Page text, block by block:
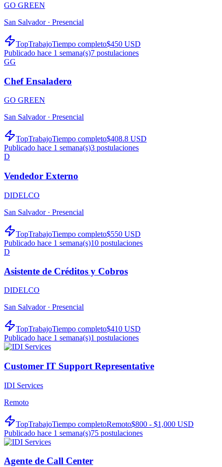
GO GREEN
San Salvador · Presencial
TopTrabajoTiempo completo$450 USD
Publicado hace 1 semana(s)7 postulaciones
GG
Chef Ensaladero
GO GREEN
San Salvador · Presencial
TopTrabajoTiempo completo$408.8 USD
Publicado hace 1 semana(s)3 postulaciones
D
Vendedor Externo
DIDELCO
San Salvador · Presencial
TopTrabajoTiempo completo$550 USD
Publicado hace 1 semana(s)10 postulaciones
D
Asistente de Créditos y Cobros
DIDELCO
San Salvador · Presencial
TopTrabajoTiempo completo$410 USD
Publicado hace 1 semana(s)1 postulaciones
Customer IT Support Representative
IDI Services
Remoto
TopTrabajoTiempo completoRemoto$800 - $1,000 USD
Publicado hace 1 semana(s)75 postulaciones
Agente de Call Center